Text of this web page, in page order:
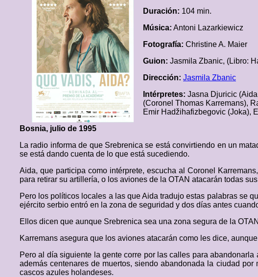
Duración: 104 min.
Música: Antoni Lazarkiewicz
Fotografía: Christine A. Maier
Guion: Jasmila Zbanic, (Libro:
Dirección: Jasmila Zbanic
Intérpretes:Jasna Djuricic
(Coronel Thomas Karremans),
Emir Hadžihafizbegovic (Joka),
Bosnia, julio de 1995
La radio informa de que Srebrenica se está convirtiendo en un
se está dando cuenta de lo que está sucediendo.
Aida, que participa como intérprete, escucha al Coronel
para retirar su artillería, o los aviones de la OTAN atacarán todas
Pero los políticos locales a las que Aida tradujo estas palabras se
ejército serbio entró en la zona de seguridad y dos días antes
Ellos dicen que aunque Srebrenica sea una zona segura de la
Karremans asegura que los aviones atacarán como les dice,
Pero al día siguiente la gente corre por las calles para
además centenares de muertos, siendo abandonada la ciudad
cascos azules holandeses.